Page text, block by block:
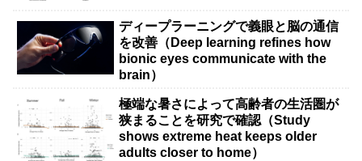
ディープラーニングで義眼と脳の通信
を改善（Deep learning refines how
bionic eyes communicate with the
brain）
極端な暑さによって高齢者の生活圏が
狭まることを研究で確認（Study
shows extreme heat keeps older
adults closer to home）